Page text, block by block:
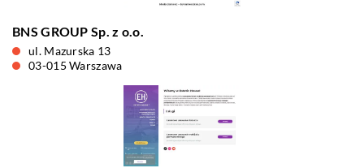
BNS GROUP Sp. z o.o.
ul. Mazurska 13
03-015 Warszawa